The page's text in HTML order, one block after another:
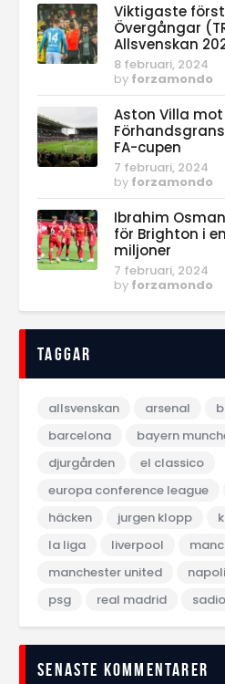
Viktigaste
Övergångar
Allsvenskan
8 februari, 2024
by forzamondo
Aston Villa
FA-cupen
7 februari, 2024
by forzamondo
Ibrahim
för Brighton i
miljoner
7 februari, 2024
by forzamondo
Taggar
allsvenskan arsenal
barcelona
bayern
djurgården
el classico
europa conference league
häcken
jurgen klopp
la liga
liverpool
manchester united
napoli
psg
real madrid
Senaste kommentarer